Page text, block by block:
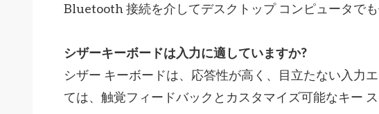
Bluetooth 接続を介してデスクトップ コンピュータでも
シザーキーボードは入力に適していますか?
シザー キーボードは、応答性が高く、目立たない入力
ては、触覚フィードバックとカスタマイズ可能なキー